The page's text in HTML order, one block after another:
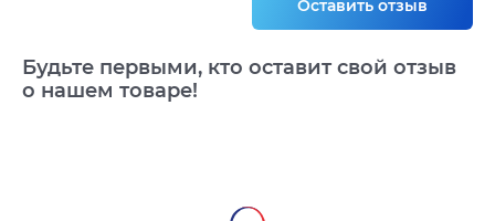
Оставить отзыв
Будьте первыми, кто оставит свой отзыв
о нашем товаре!